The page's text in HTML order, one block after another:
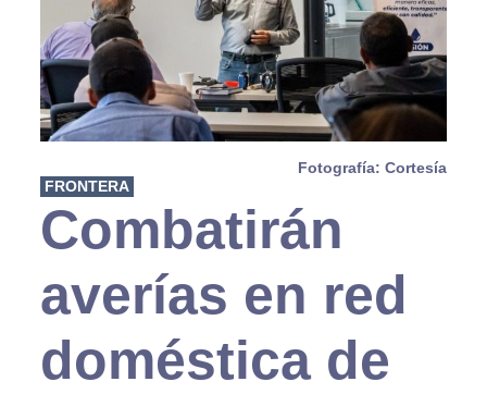
Fotografía: Cortesía
FRONTERA
Combatirán
averías en red
doméstica de